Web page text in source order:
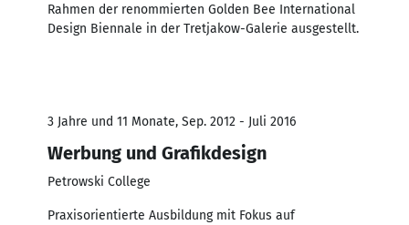
Rahmen der renommierten Golden Bee International
Design Biennale in der Tretjakow-Galerie ausgestellt.
3 Jahre und 11 Monate, Sep. 2012 - Juli 2016
Werbung und Grafikdesign
Petrowski College
Praxisorientierte Ausbildung mit Fokus auf